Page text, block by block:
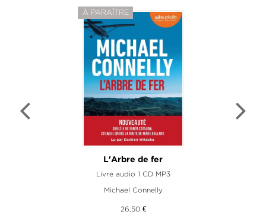
À PARAÎTRE
L'Arbre de fer
Livre audio 1 CD MP3
Michael Connelly
26,50 €